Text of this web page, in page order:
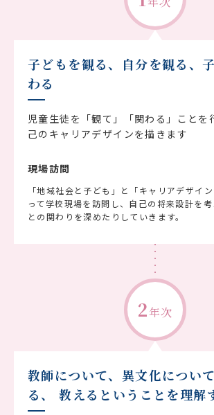
子どもを観る、自分を観る、
わる
児童生徒を「観て」「関わる」ことを
己のキャリアデザインを描きます
現場訪問
「地域社会と子ども」と「キャリアデザイ
って学校現場を訪問し、自己の将来設計を
との関わりを深めたりしていきます。
2年次
教師について、異文化につい
る、
教えるということを理解